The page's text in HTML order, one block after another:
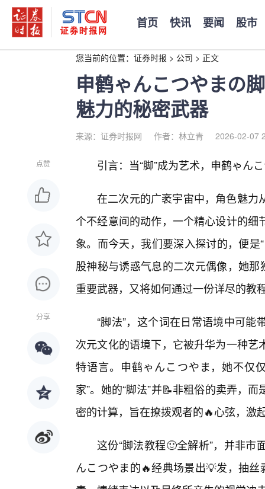
首页 快讯 要闻 股市
您当前的位置： 证券时报 > 公司 > 正文
申鹤ゃんこつやまの
魅力的秘密武器
来源：证券时报网 作者：林立青 2026-02-07
点赞
分享
引言：当“脚”成为艺术，申鹤ゃん
在二次元的广袤宇宙中，角色魅力
个不经意间的动作，一个精心设计的
象。而今天，我们要深入探讨的，便
股神秘与诱惑气息的二次元偶像，她
重要武器，又将如何通过一份详尽的教
“脚法”，这个词在日常语境中可
次元文化的语境下，它被升华为一种
特语言。申鹤ゃんこつやま，她不仅
家”。她的“脚法”并📝非粗俗的卖弄，
密的计算，旨在撩拨观者的🔥心弦，激
这份“脚法教程🙂全解析”，并非
んこつやま的🔥经典场景出💡发，抽